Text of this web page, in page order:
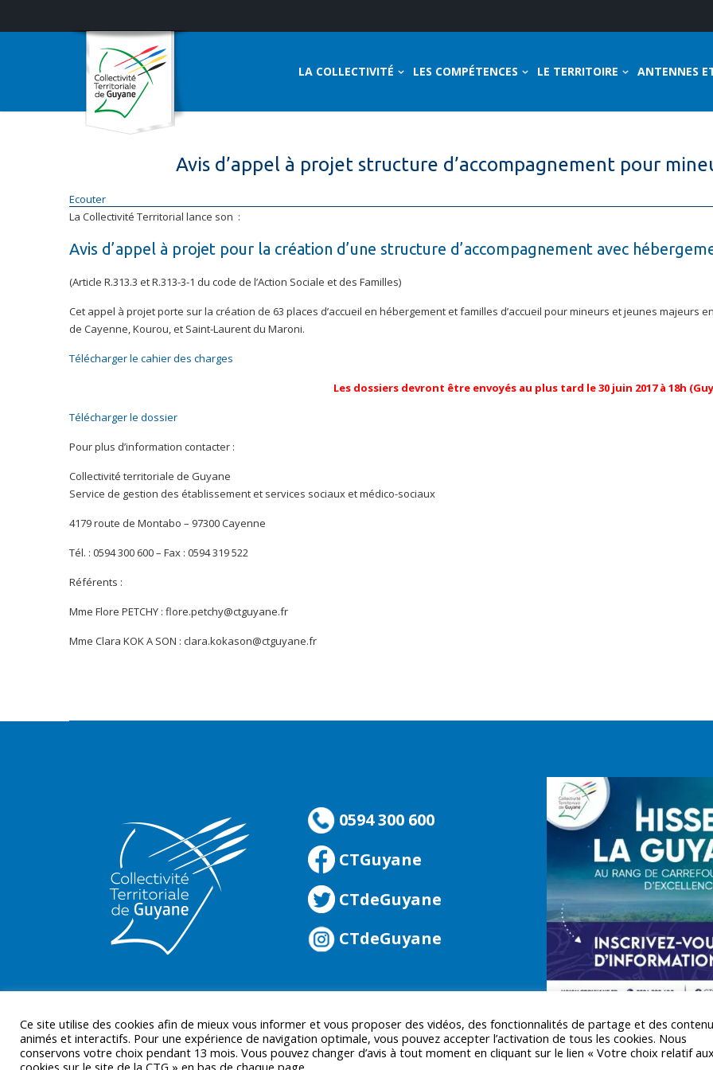
LA COLLECTIVITÉ LES COMPÉTENCES LE TERRITOIRE ANTENNES
Avis d’appel à projet structure d’accompagnement pour
Ecouter
La Collectivité Territorial lance son :
Avis d’appel à projet pour la création d’une structure d’accompagnement avec
(Article R.313.3 et R.313-3-1 du code de l’Action Sociale et des Familles)
Cet appel à projet porte sur la création de 63 places d’accueil en hébergement et familles d’accueil pour mineurs et jeunes majeurs
de Cayenne, Kourou, et Saint-Laurent du Maroni.
Télécharger le cahier des charges
Les dossiers devront être envoyés au plus tard le 30 juin 2017 à 18h
Télécharger le dossier
Pour plus d’information contacter :
Collectivité territoriale de Guyane
Service de gestion des établissement et services sociaux et médico-sociaux
4179 route de Montabo – 97300 Cayenne
Tél. : 0594 300 600 – Fax : 0594 319 522
Référents :
Mme Flore PETCHY : flore.petchy@ctguyane.fr
Mme Clara KOK A SON : clara.kokason@ctguyane.fr
0594 300 600
CTGuyane
CTdeGuyane
CTdeGuyane
Ce site utilise des cookies afin de mieux vous informer et vous proposer des vidéos, des fonctionnalités de partage et des
animés et interactifs. Pour une expérience de navigation optimale, vous pouvez accepter l’activation de tous les cookies. Nous
conservons votre choix pendant 13 mois. Vous pouvez changer d’avis à tout moment en cliquant sur le lien « Votre choix relatif
cookies sur le site de la CTG » en bas de chaque page.